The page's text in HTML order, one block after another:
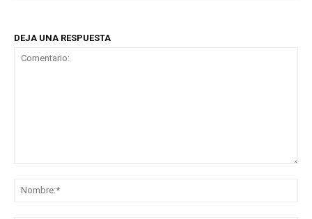
DEJA UNA RESPUESTA